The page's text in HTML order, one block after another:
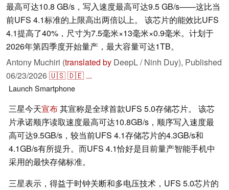
最高可达10.8 GB/s，写入速度最高可达9.5 GB/s——这比当
前UFS 4.1标准的上限高出两倍以上。 该芯片的能效比UFS
4.1提高了40%，尺寸为7.5毫米×13毫米×0.9毫米。计划于
2026年第四季度开始量产，最大容量可达1TB。
Antony Muchiri (translated by DeepL / Ninh Duy), Published
06/23/2026🇺🇸🇩🇪 ...
Launch Smartphone
三星今天宣布其宣称是全球首款UFS 5.0存储芯片。 该芯
片承诺顺序读取速度最高可达10.8GB/s，顺序写入速度最
高可达9.5GB/s，较当前UFS 4.1存储芯片的4.3GB/s和
4.1GB/s有所提升。而UFS 4.1恰好是目前量产智能手机中
采用的最快存储标准。
三星表示，得益于时钟关断和多电压技术，UFS 5.0芯片的